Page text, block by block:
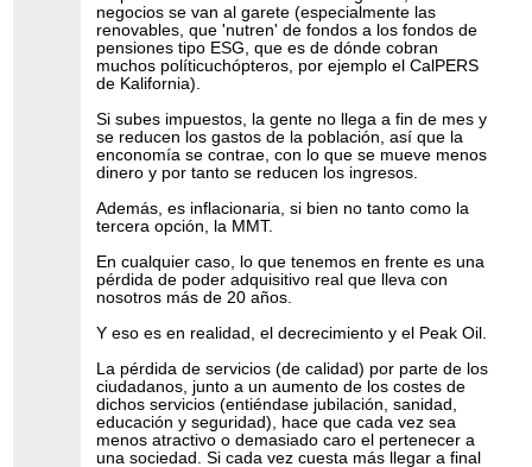
negocios se van al garete (especialmente las
renovables, que 'nutren' de fondos a los fondos de
pensiones tipo ESG, que es de dónde cobran
muchos políticuchópteros, por ejemplo el CalPERS
de Kalifornia).
Si subes impuestos, la gente no llega a fin de mes y
se reducen los gastos de la población, así que la
enconomía se contrae, con lo que se mueve menos
dinero y por tanto se reducen los ingresos.
Además, es inflacionaria, si bien no tanto como la
tercera opción, la MMT.
En cualquier caso, lo que tenemos en frente es una
pérdida de poder adquisitivo real que lleva con
nosotros más de 20 años.
Y eso es en realidad, el decrecimiento y el Peak Oil.
La pérdida de servicios (de calidad) por parte de los
ciudadanos, junto a un aumento de los costes de
dichos servicios (entiéndase jubilación, sanidad,
educación y seguridad), hace que cada vez sea
menos atractivo o demasiado caro el pertenecer a
una sociedad. Si cada vez cuesta más llegar a final